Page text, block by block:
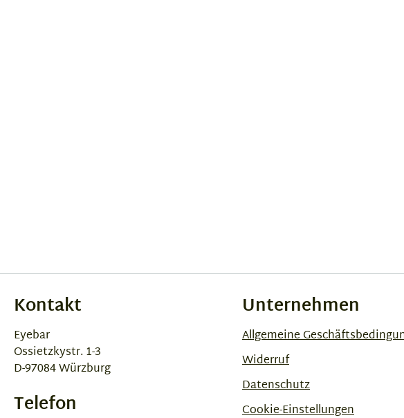
Kontakt
Eyebar
Ossietzkystr. 1-3
D-97084 Würzburg
Telefon
Unternehmen
Allgemeine
Widerruf
Datenschutz
Cookie-Einstellungen